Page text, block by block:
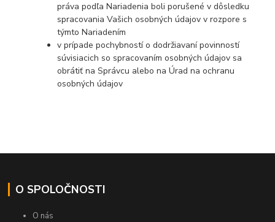
práva podľa Nariadenia boli porušené v dôsledku
spracovania Vašich osobných údajov v rozpore s
týmto Nariadením
v prípade pochybností o dodržiavaní povinností
súvisiacich so spracovaním osobných údajov sa
obrátiť na Správcu alebo na Úrad na ochranu
osobných údajov
O SPOLOČNOSTI
O nás